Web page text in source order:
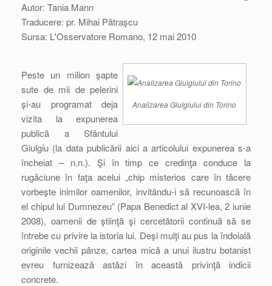
Autor: Tania Mann
Traducere: pr. Mihai Pătraşcu
Sursa: L'Osservatore Romano, 12 mai 2010
Analizarea Giulgiului din Torino
Peste un milion şapte
sute de mii de pelerini
şi-au programat deja
vizita la expunerea
publică a Sfântului
Giulgiu (la data publicării aici a articolului expunerea s-a
încheiat – n.n.). Şi în timp ce credinţa conduce la
rugăciune în faţa acelui „chip misterios care în tăcere
vorbeşte inimilor oamenilor, invitându-i să recunoască în
el chipul lui Dumnezeu” (Papa Benedict al XVI-lea, 2 iunie
2008), oamenii de ştiinţă şi cercetătorii continuă să se
întrebe cu privire la istoria lui. Deşi mulţi au pus la îndoială
originile vechii pânze, cartea mică a unui ilustru botanist
evreu furnizează astăzi în această privinţă indicii
concrete.